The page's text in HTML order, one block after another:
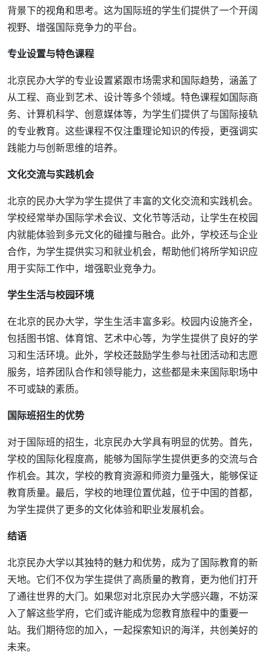
背景下的视角和思考。这为国际班的学生们提供了一个开阔
视野、增强国际竞争力的平台。
专业设置与特色课程
北京民办大学的专业设置紧跟市场需求和国际趋势，涵盖了
从工程、商业到艺术、设计等多个领域。特色课程如国际商
务、计算机科学、创意媒体等，为学生们提供了与国际接轨
的专业教育。这些课程不仅注重理论知识的传授，更强调实
践能力与创新思维的培养。
文化交流与实践机会
北京的民办大学为学生提供了丰富的文化交流和实践机会。
学校经常举办国际学术会议、文化节等活动，让学生在校园
内就能体验到多元文化的碰撞与融合。此外，学校还与企业
合作，为学生提供实习和就业机会，帮助他们将所学知识应
用于实际工作中，增强职业竞争力。
学生生活与校园环境
在北京的民办大学，学生生活丰富多彩。校园内设施齐全，
包括图书馆、体育馆、艺术中心等，为学生提供了良好的学
习和生活环境。此外，学校还鼓励学生参与社团活动和志愿
服务，培养团队合作和领导能力，这些都是未来国际职场中
不可或缺的素质。
国际班招生的优势
对于国际班的招生，北京民办大学具有明显的优势。首先，
学校的国际化程度高，能够为国际学生提供更多的交流与合
作机会。其次，学校的教育资源和师资力量强大，能够保证
教育质量。最后，学校的地理位置优越，位于中国的首都，
为学生提供了更多的文化体验和职业发展机会。
结语
北京民办大学以其独特的魅力和优势，成为了国际教育的新
天地。它们不仅为学生提供了高质量的教育，更为他们打开
了通往世界的大门。如果您对北京民办大学感兴趣，不妨深
入了解这些学府，它们或许能成为您教育旅程中的重要一
站。我们期待您的加入，一起探索知识的海洋，共创美好的
未来。